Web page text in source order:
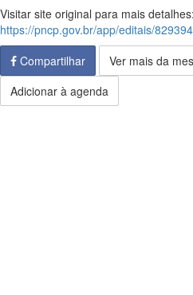
Visitar site original para mais detalhes:
https://pncp.gov.br/app/editais/
Compartilhar
Ver mais da
Adicionar à agenda